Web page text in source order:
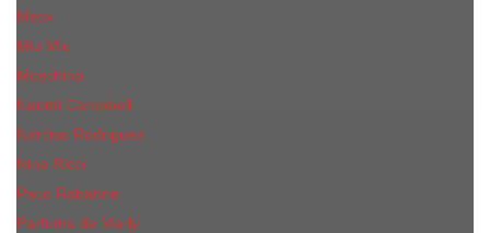
Mexx
Miu Miu
Mоsсhino
Naomi Campbell
Narciso Rodriguez
Nina Ricci
Paco Rabanne
Parfums de Marly